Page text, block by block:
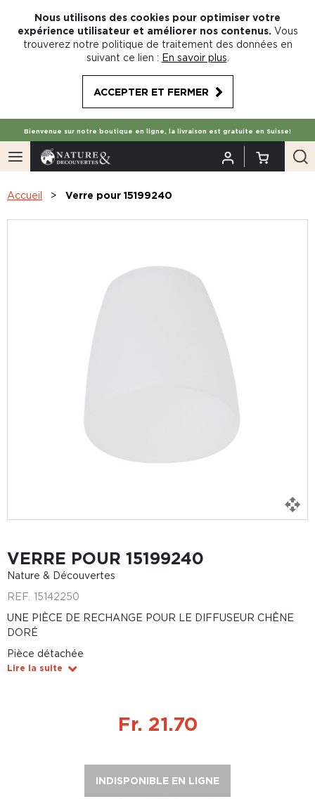
Nous utilisons des cookies pour optimiser votre
expérience utilisateur et améliorer nos contenus. Vous
trouverez notre politique de traitement des données en
suivant ce lien : En savoir plus
ACCEPTER ET FERMER
Bienvenue sur notre boutique en ligne, la livraison est gratuite en Suisse!
Accueil Verre pour 15199240
VERRE POUR 15199240
Nature & Découvertes
REF. 15142250
UNE PIÈCE DE RECHANGE POUR LE DIFFUSEUR CHÊNE
DORÉ
Pièce détachée
Lire la suite
Fr. 21.70
INDISPONIBLE EN LIGNE